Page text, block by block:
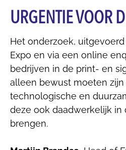
URGENTIE VOOR
Het onderzoek,
Expo en via een online
bedrijven in de print- en
alleen bewust moeten zijn
technologische en
deze ook daadwerkelijk in
brengen.